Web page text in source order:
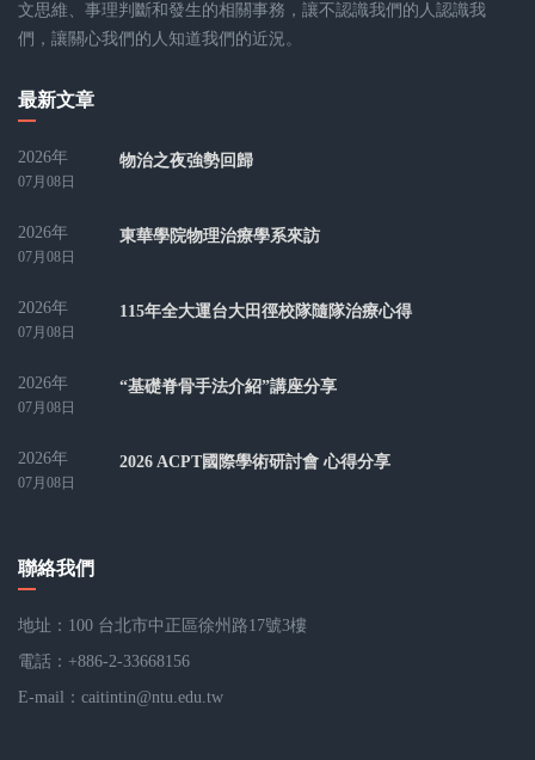
文思維、事理判斷和發生的相關事務，讓不認識我們的人認識我
們，讓關心我們的人知道我們的近況。
最新文章
2026年
07月08日
物治之夜強勢回歸
2026年
07月08日
東華學院物理治療學系來訪
2026年
07月08日
115年全大運台大田徑校隊隨隊治療心得
2026年
07月08日
“基礎脊骨手法介紹”講座分享
2026年
07月08日
2026 ACPT國際學術研討會 心得分享
聯絡我們
地址：100 台北市中正區徐州路17號3樓
電話：+886-2-33668156
E-mail： caitintin@ntu.edu.tw